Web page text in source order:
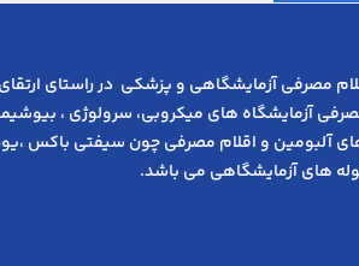
مصرفی آزمایشگاهی و پزشکی در راﺳﺘﺎی
آزﻣﺎﯾﺸﮕﺎه های میکروبی، ﺳﺮوﻟﻮژی ،
و اقلام مصرفی چون سیفتی باکس
های آزمایشگاهی می باشد.